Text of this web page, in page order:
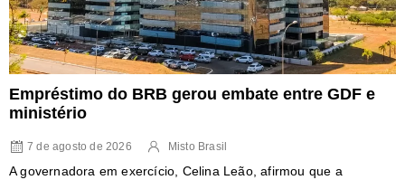
Empréstimo do BRB gerou embate entre GDF e
ministério
7 de agosto de 2026 Misto Brasil
A governadora em exercício, Celina Leão, afirmou que a